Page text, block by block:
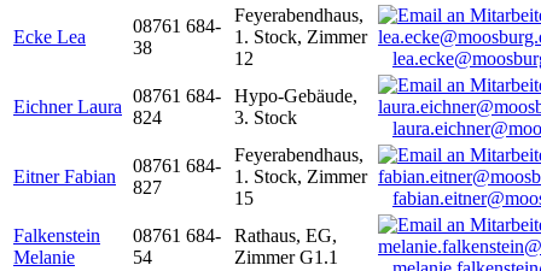
Ecke Lea
08761 684-
38
Feyerabendhaus,
1. Stock, Zimmer
12
Eichner Laura
08761 684-
824
Hypo-Gebäude,
3. Stock
Eitner Fabian
08761 684-
827
Feyerabendhaus,
1. Stock, Zimmer
15
Falkenstein
Melanie
08761 684-
54
Rathaus, EG,
Zimmer G1.1